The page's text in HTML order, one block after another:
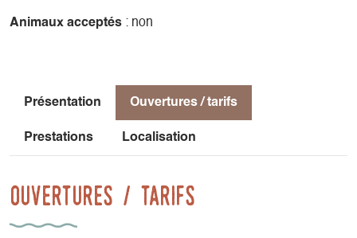
nautiques et croisières sur le lac, passerelles
parking gratuit proche à 50 m. Le studio se compose d'un
réfrigérateur-congélateur, plaque induction, micro-onde.
Banquette-lit 2 personnes (140x190), lit mi-hauteur 1
d'eau-wc, lave-linge, petite chaine Hifi connexion usb et
que le linge de maison et les serviettes de toilette.
Animaux acceptés : non
Présentation Ouvertures / tarifs
Prestations Localisation
Ouvertures / tarifs